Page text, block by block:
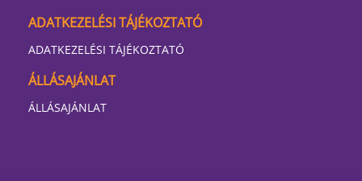
ADATKEZELÉSI TÁJÉKOZTATÓ
ADATKEZELÉSI TÁJÉKOZTATÓ
ÁLLÁSAJÁNLAT
ÁLLÁSAJÁNLAT